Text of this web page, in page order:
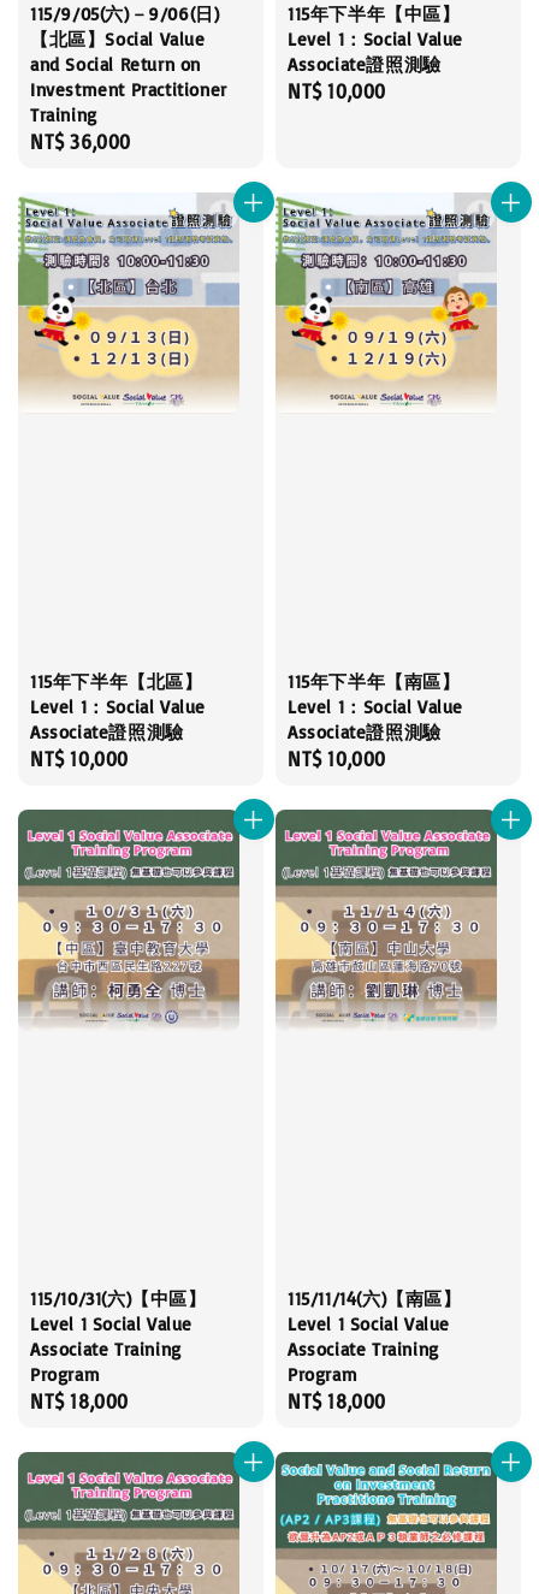
115/9/05(六)－9/06(日)
【北區】Social Value
and Social Return on
Investment Practitioner
Training
Regular
NT$ 36,000
115年下半年【中區】
Level 1：Social Value
Associate證照測驗
Regular
NT$ 10,000
115年下半年【北區】
Level 1：Social Value
Associate證照測驗
Regular
NT$ 10,000
115年下半年【南區】
Level 1：Social Value
Associate證照測驗
Regular
NT$ 10,000
115/10/31(六)【中區】
Level 1 Social Value
Associate Training
Program
Regular
NT$ 18,000
115/11/14(六)【南區】
Level 1 Social Value
Associate Training
Program
Regular
NT$ 18,000